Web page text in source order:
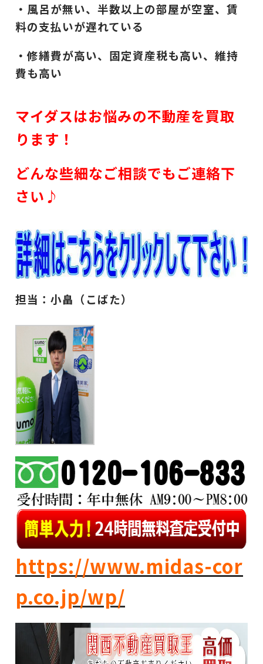
・風呂が無い、半数以上の部屋が空室、賃
料の支払いが遅れている
・修繕費が高い、固定資産税も高い、維持
費も高い
マイダスはお悩みの不動産を買取
ります！
どんな些細なご相談でもご連絡下
さい♪
担当：小畠（こばた）
https://www.midas-cor
p.co.jp/wp/